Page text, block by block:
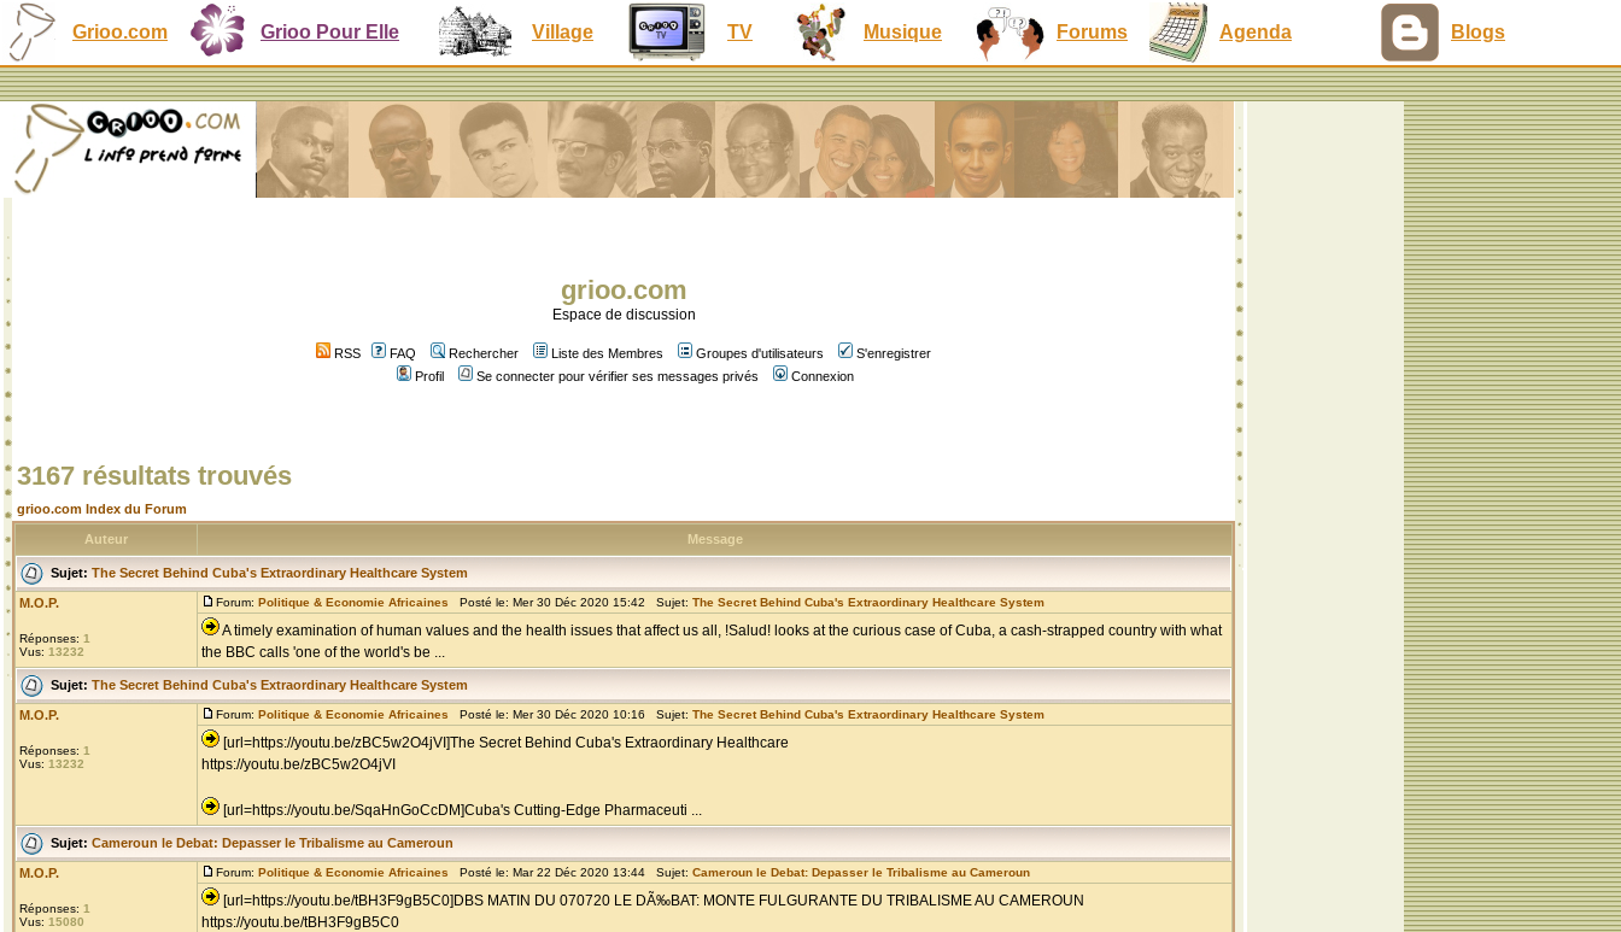
Grioo.com Grioo Pour Elle Village TV Musique Forums Agenda Blogs
grioo.com
Espace de discussion
RSS FAQ Rechercher Liste des Membres Groupes d'utilisateurs
S'enregistrer
Profil
Se connecter pour vérifier ses messages privés Connexion
3167 résultats trouvés
grioo.com Index du Forum
Auteur Message
Sujet: The Secret Behind Cuba's Extraordinary Healthcare System
M.O.P.
Réponses: 1
Vus: 13232
Forum: Politique & Economie Africaines Posté le: Mer 30 Déc 2020 15:42 Sujet: The Secret Behind Cuba's Extraordinary Healthcare System
A timely examination of human values and the health issues that affect us all, !Salud! looks at the curious case of Cuba, a cash-strapped country with what
the BBC calls 'one of the world's be ...
Sujet: The Secret Behind Cuba's Extraordinary Healthcare System
M.O.P.
Réponses: 1
Vus: 13232
Forum: Politique & Economie Africaines Posté le: Mer 30 Déc 2020 10:16 Sujet: The Secret Behind Cuba's Extraordinary Healthcare System
[url=https://youtu.be/zBC5w2O4jVI]The Secret Behind Cuba's Extraordinary Healthcare
https://youtu.be/zBC5w2O4jVI
[url=https://youtu.be/SqaHnGoCcDM]Cuba's Cutting-Edge Pharmaceuti ...
Sujet: Cameroun le Debat: Depasser le Tribalisme au Cameroun
M.O.P.
Réponses: 1
Vus: 15080
Forum: Politique & Economie Africaines Posté le: Mar 22 Déc 2020 13:44 Sujet: Cameroun le Debat: Depasser le Tribalisme au Cameroun
[url=https://youtu.be/tBH3F9gB5C0]DBS MATIN DU 070720 LE DÃ‰BAT: MONTE FULGURANTE DU TRIBALISME AU CAMEROUN
https://youtu.be/tBH3F9gB5C0